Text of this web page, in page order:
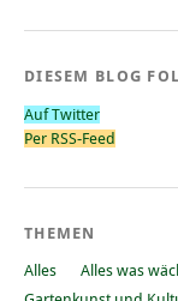
DIESEM BLOG
Auf Twitter
Per RSS-Feed
THEMEN
Alles Alles was